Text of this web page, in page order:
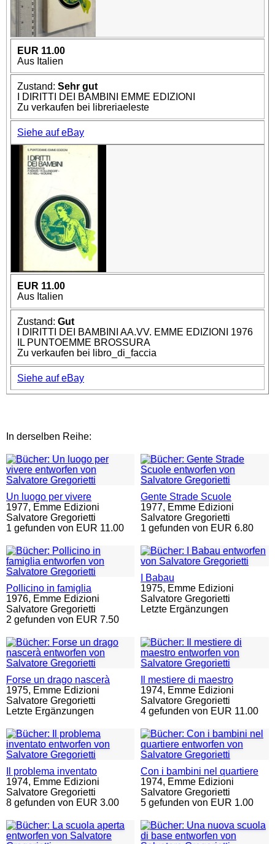
EUR 11.00
Aus Italien
Zustand: Sehr gut
I DIRITTI DEI BAMBINI EMME EDIZIONI
Zu verkaufen bei libreriaeleste
Siehe auf eBay
EUR 11.00
Aus Italien
Zustand: Gut
I DIRITTI DEI BAMBINI AA.VV. EMME EDIZIONI 1976
IL PUNTOEMME BROSSURA
Zu verkaufen bei libro_di_faccia
Siehe auf eBay
In derselben Reihe:
Un luogo per vivere
1977, Emme Edizioni
Salvatore Gregorietti
1 gefunden von EUR 11.00
Gente Strade Scuole
1977, Emme Edizioni
Salvatore Gregorietti
1 gefunden von EUR 6.80
Pollicino in famiglia
1976, Emme Edizioni
Salvatore Gregorietti
2 gefunden von EUR 7.50
I Babau
1975, Emme Edizioni
Salvatore Gregorietti
Letzte Ergänzungen
Forse un drago nascerà
1975, Emme Edizioni
Salvatore Gregorietti
Letzte Ergänzungen
Il mestiere di maestro
1974, Emme Edizioni
Salvatore Gregorietti
4 gefunden von EUR 11.00
Il problema inventato
1974, Emme Edizioni
Salvatore Gregorietti
8 gefunden von EUR 3.00
Con i bambini nel quartiere
1974, Emme Edizioni
Salvatore Gregorietti
5 gefunden von EUR 1.00